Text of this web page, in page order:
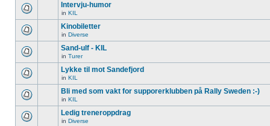
Intervju-humor
in KIL
Kinobiletter
in Diverse
Sand-ulf - KIL
in Turer
Lykke til mot Sandefjord
in KIL
Bli med som vakt for supporerklubben på Rally Sweden :-)
in KIL
Ledig treneroppdrag
in Diverse